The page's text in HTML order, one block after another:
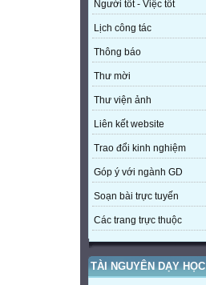
Người tốt - Việc tốt
Lịch công tác
Thông báo
Thư mời
Thư viện ảnh
Liên kết website
Trao đổi kinh nghiệm
Góp ý với ngành GD
Soạn bài trực tuyến
Các trang trực thuộc
TÀI NGUYÊN DẠY HỌC